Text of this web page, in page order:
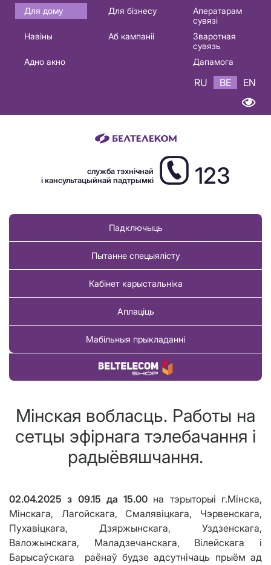
Основная
навигация
Для дому Для бізнесу
Аператарам
сувязі
Навіны
Аб кампаніі
Зваротная
сувязь
Адно акно
Дапамога
RU BE EN
служба тэхнічнай
і кансультацыйнай падтрымкі
123
Падключыць
Пытанне спецыялісту
Кабінет карыстальніка
Аплаціць
Мабільныя прыкладанні
Купіць тавар
Мінская вобласць. Работы на
сетцы эфірнага тэлебачання і
радыёвяшчання.
02.04.2025 з 09.15 да 15.00 на тэрыторыі г.Мінска,
Мінскага, Лагойскага, Смалявіцкага, Чэрвенскага,
Пухавіцкага, Дзяржынскага, Уздзенскага,
Валожынскага, Маладзечанскага, Вілейскага і
Барысаўскага раёнаў будзе адсутнічаць прыём ад